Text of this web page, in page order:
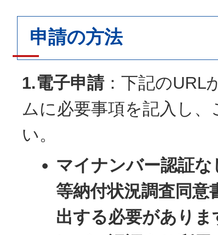
申請の方法
1.電子申請：下記のURL
ムに必要事項を記入し、
い。
マイナンバー認証
等納付状況調査同意
出する必要があり